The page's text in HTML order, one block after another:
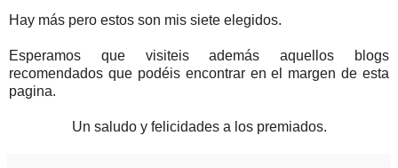
Hay más pero estos son mis siete elegidos.
Esperamos que visiteis además aquellos blogs
recomendados que podéis encontrar en el margen de esta
pagina.
Un saludo y felicidades a los premiados.